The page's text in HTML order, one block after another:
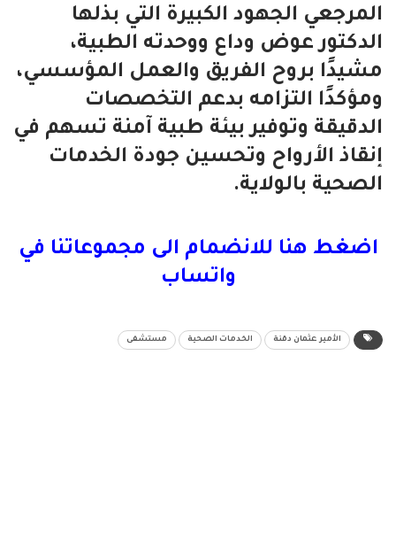
المرجعي الجهود الكبيرة التي بذلها
الدكتور عوض وداع ووحدته الطبية،
مشيدًا بروح الفريق والعمل المؤسسي،
ومؤكدًا التزامه بدعم التخصصات
الدقيقة وتوفير بيئة طبية آمنة تسهم في
إنقاذ الأرواح وتحسين جودة الخدمات
الصحية بالولاية.
اضغط هنا للانضمام الى مجموعاتنا في
واتساب
الأمير عثمان دقنة الخدمات الصحية مستشفى